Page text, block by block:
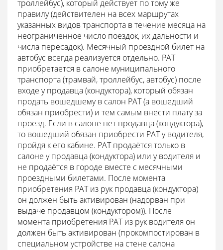
троллейбус), который действует по тому же
правилу (действителен на всех маршрутах
указанных видов транспорта в течение месяца на
неограниченное число поездок, их дальности и
числа пересадок). Месячный проездной билет на
автобус всегда реализуется отдельно. РАТ
приобретается в салоне муниципального
транспорта (трамвай, троллейбус, автобус) после
входе у продавца (кондуктора), который обязан
продать вошедшему в салон РАТ (а вошедший
обязан приобрести) и тем самым внести плату за
проезд. Если в салоне нет продавца (кондуктора),
то вошедший обязан приобрести РАТ у водителя,
пройдя к его кабине. РАТ продаётся только в
салоне у продавца (кондуктора) или у водителя и
не продаётся в городе вместе с месячными
проездными билетами. После момента
приобретения РАТ из рук продавца (кондуктора)
он должен быть активирован (надорван при
выдаче продавцом (кондуктором)). После
момента приобретения РАТ из рук водителя он
должен быть активирован (прокомпостирован в
специальном устройстве на стене салона